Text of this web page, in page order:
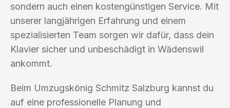
sondern auch einen kostengünstigen Service. Mit
unserer langjährigen Erfahrung und einem
spezialisierten Team sorgen wir dafür, dass dein
Klavier sicher und unbeschädigt in Wädenswil
ankommt.
Beim Umzugskönig Schmitz Salzburg kannst du
auf eine professionelle Planung und